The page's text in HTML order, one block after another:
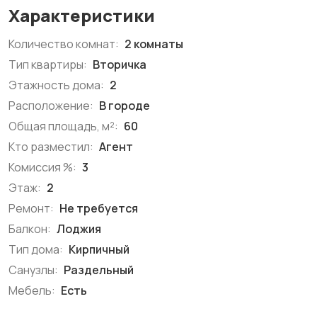
Характеристики
Количество комнат: 2 комнаты
Тип квартиры: Вторичка
Этажность дома: 2
Расположение: В городе
Общая площадь, м²: 60
Кто разместил: Агент
Комиссия %: 3
Этаж: 2
Ремонт: Не требуется
Балкон: Лоджия
Тип дома: Кирпичный
Санузлы: Раздельный
Мебель: Есть